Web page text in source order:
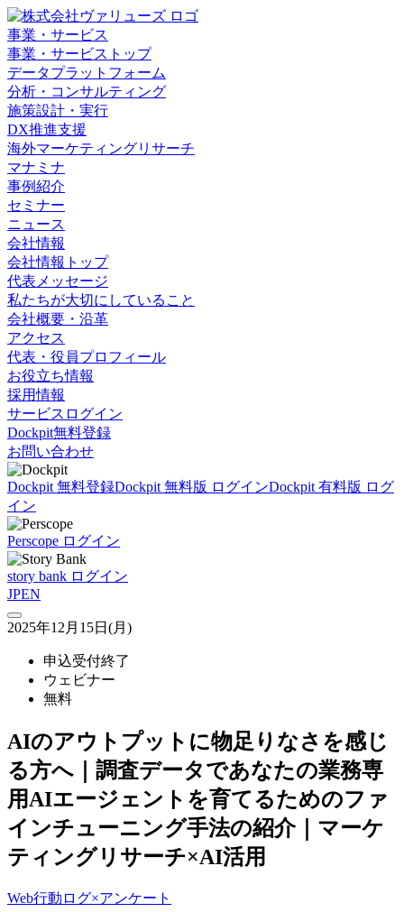
事業・サービス
事業・サービストップ
データプラットフォーム
分析・コンサルティング
施策設計・実行
DX推進支援
海外マーケティングリサーチ
マナミナ
事例紹介
セミナー
ニュース
会社情報
会社情報トップ
代表メッセージ
私たちが大切にしていること
会社概要・沿革
アクセス
代表・役員プロフィール
お役立ち情報
採用情報
サービスログイン
Dockpit無料登録
お問い合わせ
Dockpit 無料登録Dockpit 無料版 ログインDockpit 有料版 ログ
イン
Perscope ログイン
story bank ログイン
JPEN
2025年12月15日(月)
申込受付終了
ウェビナー
無料
AIのアウトプットに物足りなさを感じ
る方へ｜調査データであなたの業務専
用AIエージェントを育てるためのファ
インチューニング手法の紹介｜マーケ
ティングリサーチ×AI活用
Web行動ログ×アンケート